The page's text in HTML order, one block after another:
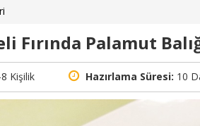
Fırında Palamut
Kişilik Hazırlama Süresi: 10